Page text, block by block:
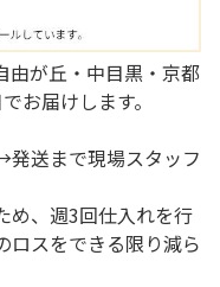
由が丘・中目黒・京都
お届けします。
送まで現場スタッフ
め、週3回仕入れを行
ロスをできる限り減ら